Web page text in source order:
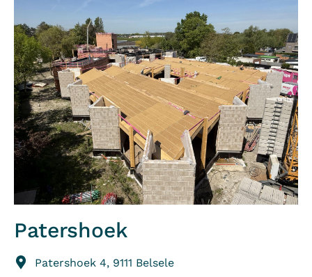
Patershoek
Patershoek 4, 9111 Belsele